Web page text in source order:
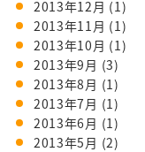
2013年12月 (1)
2013年11月 (1)
2013年10月 (1)
2013年9月 (3)
2013年8月 (1)
2013年7月 (1)
2013年6月 (1)
2013年5月 (2)